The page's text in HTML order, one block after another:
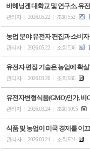
바헤닝겐 대학교 및 연구소, 유
관리자 2026.05.22 조회 552
농업 분야 유전자 편집과 소비
관리자 2026.05.22 조회 536
유전자 편집 기술은 농업에 확
관리자 2026.03.26 조회 980
유전자변형식품(GMO)인가, 비
관리자 2026.03.24 조회 1095
식품 및 농업이 미국 경제를 이
관리자 2026.03.24 조회 924